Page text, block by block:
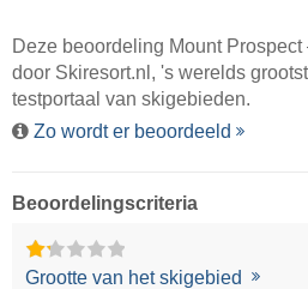
Deze beoordeling Mount
door Skiresort.nl , 's werelds
testportaal van skigebieden.
Zo wordt er beoordeeld
Beoordelingscriteria
Grootte van het skigebied